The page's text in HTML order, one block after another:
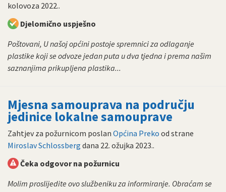
kolovoza 2022..
Djelomično uspješno
Poštovani, U našoj općini postoje spremnici za odlaganje
plastike koji se odvoze jedan puta u dva tjedna i prema našim
saznanjima prikupljena plastika...
Mjesna samouprava na području
jedinice lokalne samouprave
Zahtjev za požurnicom poslan Općina Preko od strane
Miroslav Schlossberg dana 22. ožujka 2023..
Čeka odgovor na požurnicu
Molim proslijedite ovo službeniku za informiranje. Obraćam se